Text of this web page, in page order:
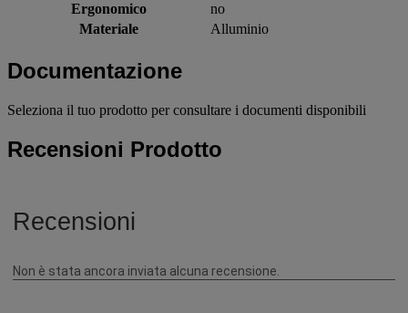
Ergonomico
no
Materiale
Alluminio
Documentazione
Seleziona il tuo prodotto per consultare i documenti disponibili
Recensioni Prodotto